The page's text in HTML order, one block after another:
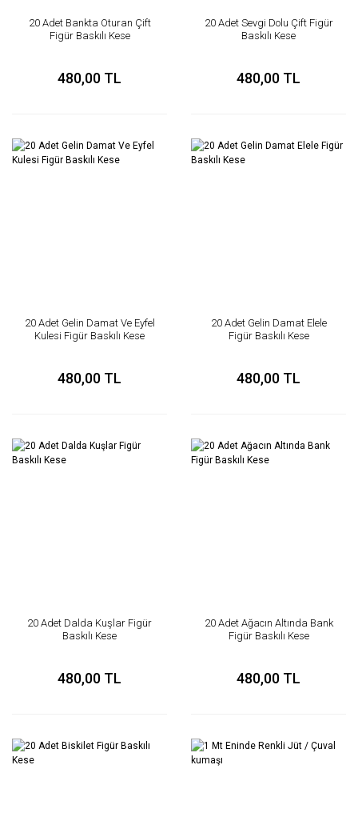
20 Adet Bankta Oturan Çift
Figür Baskılı Kese
480,00 TL
20 Adet Sevgi Dolu Çift Figür
Baskılı Kese
480,00 TL
20 Adet Gelin Damat Ve Eyfel
Kulesi Figür Baskılı Kese
480,00 TL
20 Adet Gelin Damat Elele
Figür Baskılı Kese
480,00 TL
20 Adet Dalda Kuşlar Figür
Baskılı Kese
480,00 TL
20 Adet Ağacın Altında Bank
Figür Baskılı Kese
480,00 TL